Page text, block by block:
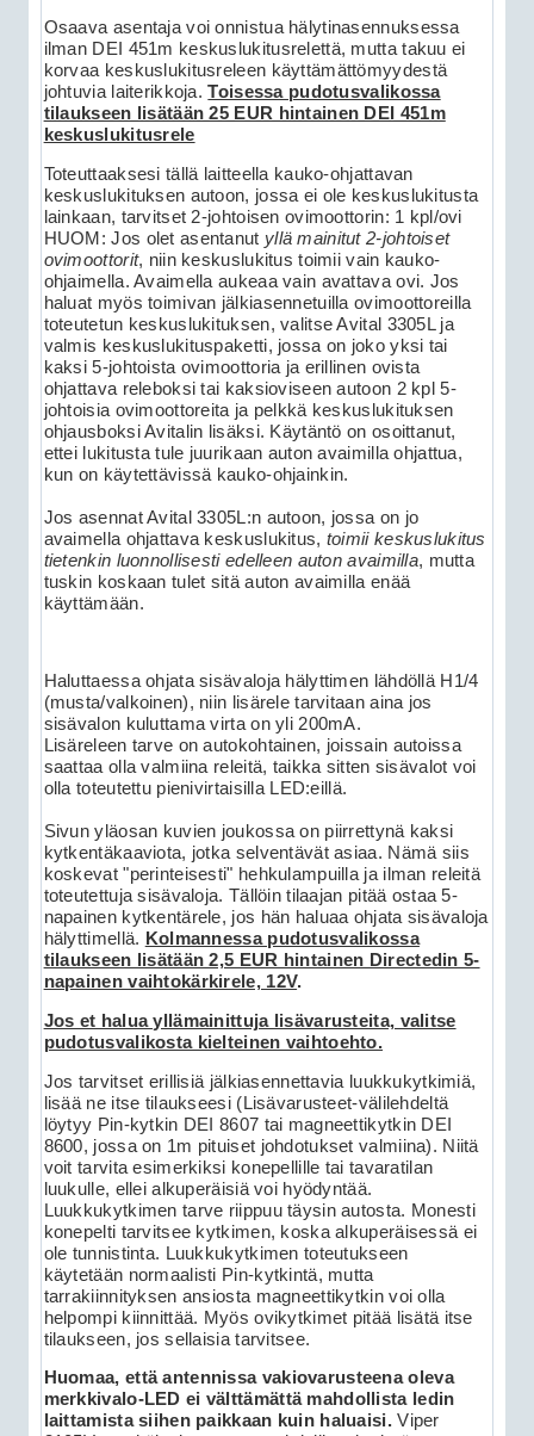
Osaava asentaja voi onnistua hälytinasennuksessa
ilman DEI 451m keskuslukitusrelettä, mutta takuu ei
korvaa keskuslukitusreleen käyttämättömyydestä
johtuvia laiterikkoja.Toisessa pudotusvalikossa
tilaukseen lisätään 25 EUR hintainen DEI 451m
keskuslukitusrele
Toteuttaaksesi tällä laitteella kauko-ohjattavan
keskuslukituksen autoon, jossa ei ole keskuslukitusta
lainkaan, tarvitset 2-johtoisen ovimoottorin: 1 kpl/ovi
HUOM: Jos olet asentanut yllä mainitut 2-johtoiset
ovimoottorit, niin keskuslukitus toimii vain kauko-
ohjaimella. Avaimella aukeaa vain avattava ovi. Jos
haluat myös toimivan jälkiasennetuilla ovimoottoreilla
toteutetun keskuslukituksen, valitse Avital 3305L ja
valmis keskuslukituspaketti, jossa on joko yksi tai
kaksi 5-johtoista ovimoottoria ja erillinen ovista
ohjattava releboksi tai kaksioviseen autoon 2 kpl 5-
johtoisia ovimoottoreita ja pelkkä keskuslukituksen
ohjausboksi Avitalin lisäksi. Käytäntö on osoittanut,
ettei lukitusta tule juurikaan auton avaimilla ohjattua,
kun on käytettävissä kauko-ohjainkin.
Jos asennat Avital 3305L:n autoon, jossa on jo
avaimella ohjattava keskuslukitus, toimii keskuslukitus
tietenkin luonnollisesti edelleen auton avaimilla, mutta
tuskin koskaan tulet sitä auton avaimilla enää
käyttämään.
Haluttaessa ohjata sisävaloja hälyttimen lähdöllä H1/4
(musta/valkoinen), niin lisärele tarvitaan aina jos
sisävalon kuluttama virta on yli 200mA.
Lisäreleen tarve on autokohtainen, joissain autoissa
saattaa olla valmiina releitä, taikka sitten sisävalot voi
olla toteutettu pienivirtaisilla LED:eillä.
Sivun yläosan kuvien joukossa on piirrettynä kaksi
kytkentäkaaviota, jotka selventävät asiaa. Nämä siis
koskevat "perinteisesti" hehkulampuilla ja ilman releitä
toteutettuja sisävaloja. Tällöin tilaajan pitää ostaa 5-
napainen kytkentärele, jos hän haluaa ohjata sisävaloja
hälyttimellä. Kolmannessa pudotusvalikossa
tilaukseen lisätään 2,5 EUR hintainen Directedin 5-
napainen vaihtokärkirele, 12V.
Jos et halua yllämainittuja lisävarusteita, valitse
pudotusvalikosta kielteinen vaihtoehto.
Jos tarvitset erillisiä jälkiasennettavia luukkukytkimiä,
lisää ne itse tilaukseesi (Lisävarusteet-välilehdeltä
löytyy Pin-kytkin DEI 8607 tai magneettikytkin DEI
8600, jossa on 1m pituiset johdotukset valmiina). Niitä
voit tarvita esimerkiksi konepellille tai tavaratilan
luukulle, ellei alkuperäisiä voi hyödyntää.
Luukkukytkimen tarve riippuu täysin autosta. Monesti
konepelti tarvitsee kytkimen, koska alkuperäisessä ei
ole tunnistinta. Luukkukytkimen toteutukseen
käytetään normaalisti Pin-kytkintä, mutta
tarrakiinnityksen ansiosta magneettikytkin voi olla
helpompi kiinnittää. Myös ovikytkimet pitää lisätä itse
tilaukseen, jos sellaisia tarvitsee.
Huomaa, että antennissa vakiovarusteena oleva
merkkivalo-LED ei välttämättä mahdollista ledin
laittamista siihen paikkaan kuin haluaisi.Viper